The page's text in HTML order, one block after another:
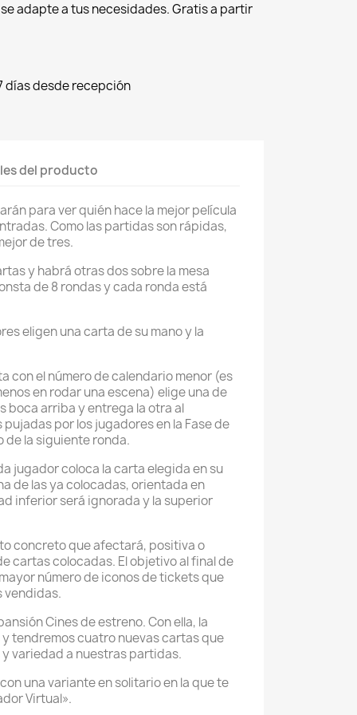
adapte a tus necesidades. Gratis a partir
días desde recepción
del producto
para ver quién hace la mejor película
Como las partidas son rápidas,
de tres.
y habrá otras dos sobre la mesa
de 8 rondas y cada ronda está
eligen una carta de su mano y la
con el número de calendario menor (es
en rodar una escena) elige una de
boca arriba y entrega la otra al
por los jugadores en la Fase de
de la siguiente ronda.
jugador coloca la carta elegida en su
de las ya colocadas, orientada en
inferior será ignorada y la superior
concreto que afectará, positiva o
cartas colocadas. El objetivo al final de
número de iconos de tickets que
vendidas.
Cines de estreno. Con ella, la
tendremos cuatro nuevas cartas que
variedad a nuestras partidas.
una variante en solitario en la que te
Virtual».